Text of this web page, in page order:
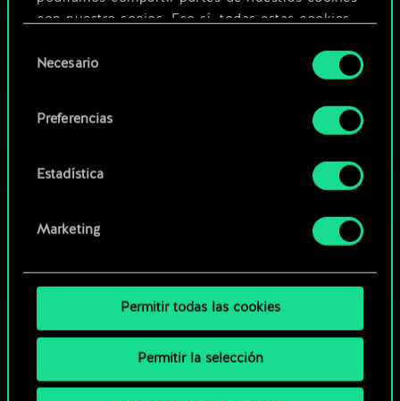
con nuestro socios. Eso sí, todas estas cookies
Encontrarás todos los detalles sobre nuestro uso
preferencias al respecto en el menú «Ajustes» de
deNecesario
Preferencias
Estadística
Marketing
Permitir todas las cookies
Permitir la selección
Editar baraja
Explorar las barajas de la